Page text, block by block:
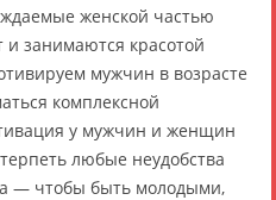
женской частью
и занимаются красотой
мужчин в возрасте
комплексной
у мужчин и женщин
любые неудобства
— чтобы быть молодыми,